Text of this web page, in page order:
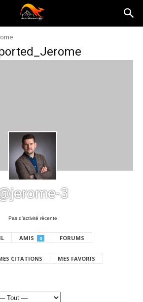
3
Pas d’activité récente
AMIS 0 FORUMS
CITATIONS MES FAVORIS